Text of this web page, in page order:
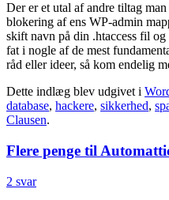
Der er et utal af andre tiltag
blokering af ens WP-admin
skift navn på din .htaccess fil og
fat i nogle af de mest
råd eller ideer, så kom endelig
Dette indlæg blev udgivet i
database, hackere, sikkerhed,
Clausen.
Flere penge til
2 svar